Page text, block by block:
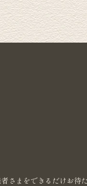
さまをできるだけお待